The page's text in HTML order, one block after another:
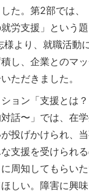
た。第2部では、
労支援」という
様より、就職活動
し、企業とのマ
ただきました。
ョン「支援とは
話〜」では、在
投げかけられ、
支援を受けられ
周知してもらい
しい。障害に興